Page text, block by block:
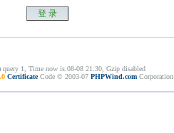
query 1, Time now is:08-08 21:30, Gzip disabled
CertificateCode © 2003-07 PHPWind.com Corporation